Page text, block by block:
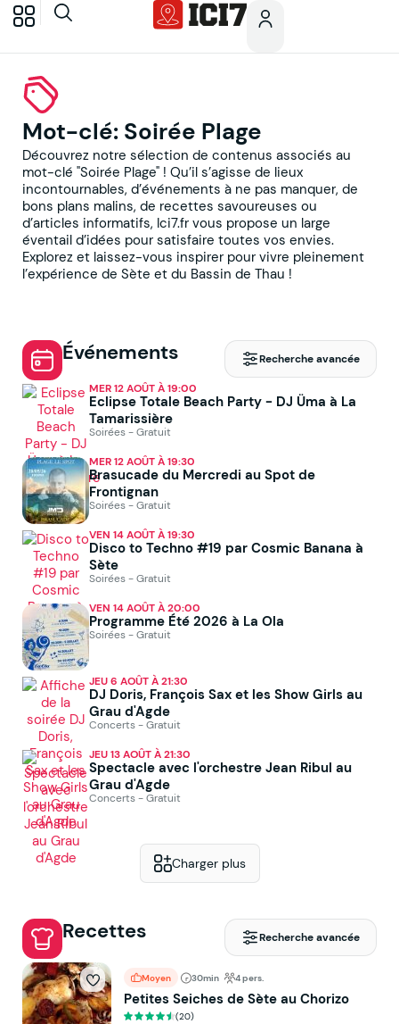
Mot-clé: Soirée Plage
Découvrez notre sélection de contenus associés au
mot-clé "Soirée Plage" ! Qu’il s’agisse de lieux
incontournables, d’événements à ne pas manquer, de
bons plans malins, de recettes savoureuses ou
d’articles informatifs, Ici7.fr vous propose un large
éventail d’idées pour satisfaire toutes vos envies.
Explorez et laissez-vous inspirer pour vivre pleinement
l’expérience de Sète et du Bassin de Thau !
Événements Recherche avancée
MER 12 AOÛT À 19:00
Eclipse Totale Beach Party - DJ Üma à La
Tamarissière
Soirées - Gratuit
MER 12 AOÛT À 19:30
Brasucade du Mercredi au Spot de
Frontignan
Soirées - Gratuit
VEN 14 AOÛT À 19:30
Disco to Techno #19 par Cosmic Banana à
Sète
Soirées - Gratuit
VEN 14 AOÛT À 20:00
Programme Été 2026 à La Ola
Soirées - Gratuit
JEU 6 AOÛT À 21:30
DJ Doris, François Sax et les Show Girls au
Grau d'Agde
Concerts - Gratuit
JEU 13 AOÛT À 21:30
Spectacle avec l'orchestre Jean Ribul au
Grau d'Agde
Concerts - Gratuit
Charger plus
Recettes Recherche avancée
Moyen 30min 4 pers.
Petites Seiches de Sète au Chorizo
(20)